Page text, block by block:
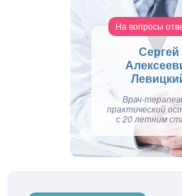
На вопросы
Сергей
Врач-
практический
с 20 летним